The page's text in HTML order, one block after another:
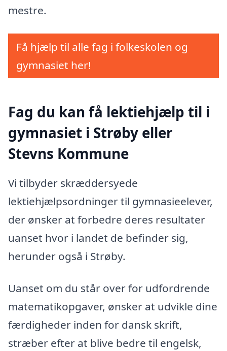
mestre.
Få hjælp til alle fag i folkeskolen og
gymnasiet her!
Fag du kan få lektiehjælp til i
gymnasiet i Strøby eller
Stevns Kommune
Vi tilbyder skræddersyede
lektiehjælpsordninger til gymnasieelever,
der ønsker at forbedre deres resultater
uanset hvor i landet de befinder sig,
herunder også i Strøby.
Uanset om du står over for udfordrende
matematikopgaver, ønsker at udvikle dine
færdigheder inden for dansk skrift,
stræber efter at blive bedre til engelsk,